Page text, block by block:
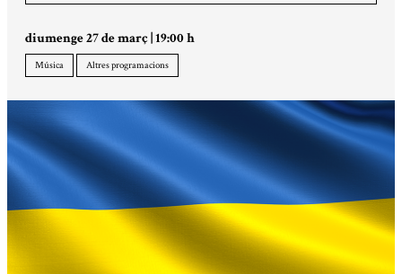
diumenge 27 de març|19:00 h
Música Altres programacions